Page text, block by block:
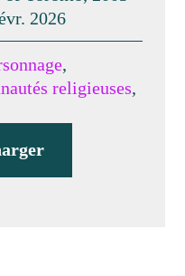
2026
,
religieuses,